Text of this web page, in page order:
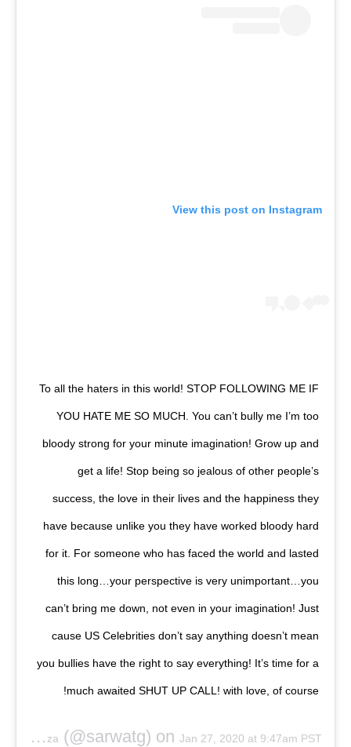
View this post on Instagram
To all the haters in this world! STOP FOLLOWING ME IF
YOU HATE ME SO MUCH. You can’t bully me I’m too
bloody strong for your minute imagination! Grow up and
get a life! Stop being so jealous of other people’s
success, the love in their lives and the happiness they
have because unlike you they have worked bloody hard
for it. For someone who has faced the world and lasted
this long…your perspective is very unimportant…you
can’t bring me down, not even in your imagination! Just
cause US Celebrities don’t say anything doesn’t mean
you bullies have the right to say everything! It’s time for a
much awaited SHUT UP CALL! with love, of course!
Sarwat Gilani Mirza (@sarwatg) on Jan 27, 2020 at 9:47am PST